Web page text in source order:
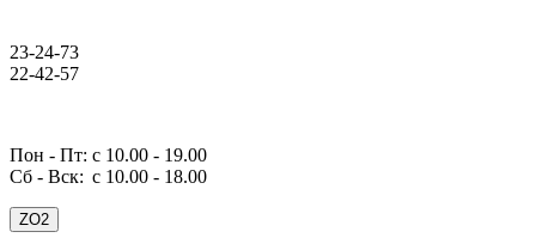
23-24-73
22-42-57
Пон - Пт: с 10.00 - 19.00
Сб - Вск: с 10.00 - 18.00
ZO2